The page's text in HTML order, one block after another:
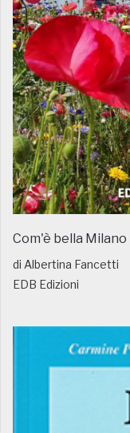
Com'è bella Milano
di Albertina Fancetti
EDB Edizioni